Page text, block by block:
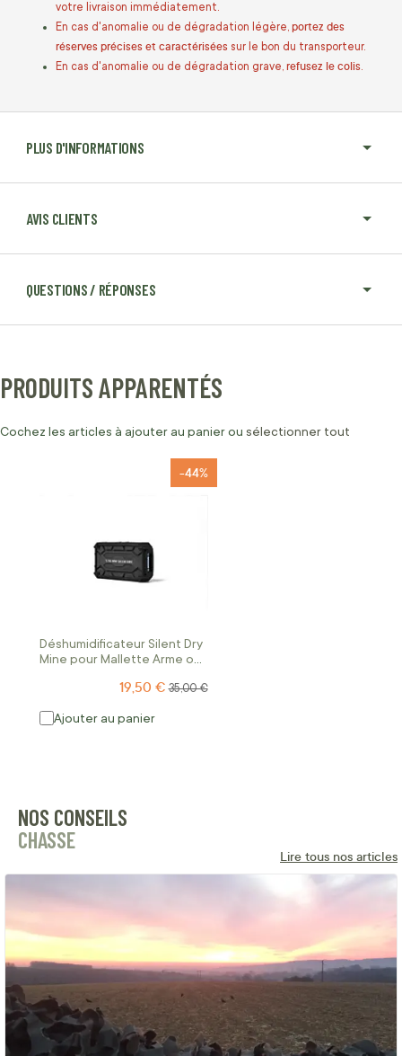
PLUS D'INFORMATIONS
AVIS CLIENTS
QUESTIONS / RÉPONSES
votre livraison immédiatement.
En cas d'anomalie ou de dégradation légère, portez des
réserves précises et caractérisées sur le bon du transporteur.
En cas d'anomalie ou de dégradation grave, refusez le colis.
PRODUITS APPARENTÉS
Cochez les articles à ajouter au panier ou sélectionner tout
Déshumidificateur Silent Dry
Mine pour Mallette Arme ou
-44%
Prix Spécial
19,50 € Prix normal
35,00 €
Ajouter au panier
NOS CONSEILS
CHASSE
Lire tous nos articles